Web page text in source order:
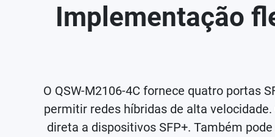
Implementação
O QSW-M2106-4C fornece quatro portas
permitir redes híbridas de alta
direta a dispositivos SFP+. Também